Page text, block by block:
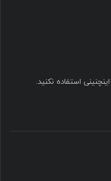
استفاده نکنید.